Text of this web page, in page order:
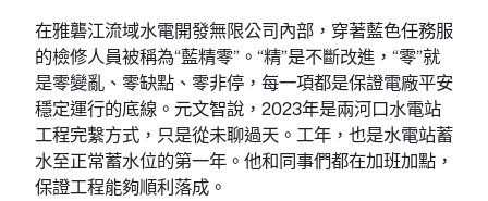
在雅礱江流域水電開發無限公司內部，穿著藍色任務服
的檢修人員被稱為“藍精零”。“精”是不斷改進，“零”就
是零變亂、零缺點、零非停，每一項都是保證電廠平安
穩定運行的底線。元文智說，2023年是兩河口水電站
工程完繫方式，只是從未聊過天。工年，也是水電站蓄
水至正常蓄水位的第一年。他和同事們都在加班加點，
保證工程能夠順利落成。